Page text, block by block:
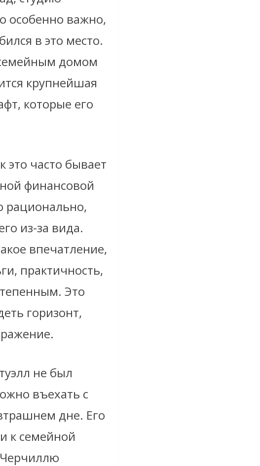
особенно важно,
в это место.
домом
крупнейшая
которые его
это часто бывает
финансовой
рационально,
из-за вида.
впечатление,
практичность,
Это
горизонт,
не был
въехать с
дне. Его
к семейной